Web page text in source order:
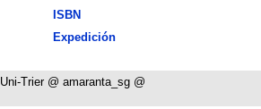
ISBN
Expedición
Uni-Trier @ amaranta_sg @